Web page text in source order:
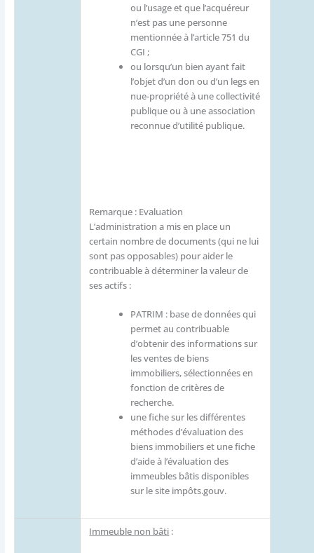
ou l’usage et que l’acquéreur
n’est pas une personne
mentionnée à l’article 751 du
CGI ;
ou lorsqu’un bien ayant fait
l’objet d’un don ou d’un legs en
nue-propriété à une collectivité
publique ou à une association
reconnue d’utilité publique.
Remarque : Evaluation
L’administration a mis en place un
certain nombre de documents (qui ne lui
sont pas opposables) pour aider le
contribuable à déterminer la valeur de
ses actifs :
PATRIM : base de données qui
permet au contribuable
d’obtenir des informations sur
les ventes de biens
immobiliers, sélectionnées en
fonction de critères de
recherche.
une fiche sur les différentes
méthodes d’évaluation des
biens immobiliers et une fiche
d’aide à l’évaluation des
immeubles bâtis disponibles
sur le site impôts.gouv.
Immeuble non bâti :